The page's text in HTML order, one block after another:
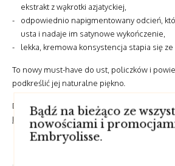
ekstrakt z wąkrotki azjatyckiej,
odpowiednio napigmentowany odcień,
usta i nadaje im satynowe wykończenie,
lekka, kremowa konsystencja stapia się ze
To nowy must-have do ust, policzków i
podkreślić jej naturalne piękno.
Dostępny również w odcieniach:
Intense .
Bądź na bieżąco ze
nowościami i
Embryolisse.